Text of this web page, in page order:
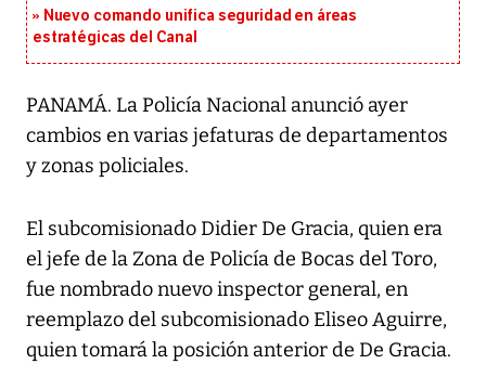
Nuevo comando unifica seguridad en áreas
estratégicas del Canal
PANAMÁ. La Policía Nacional anunció ayer
cambios en varias jefaturas de departamentos
y zonas policiales.
El subcomisionado Didier De Gracia, quien era
el jefe de la Zona de Policía de Bocas del Toro,
fue nombrado nuevo inspector general, en
reemplazo del subcomisionado Eliseo Aguirre,
quien tomará la posición anterior de De Gracia.